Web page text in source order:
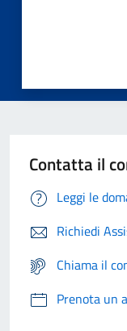
Contatta il
Leggi le
Richiedi
Chiama il
Prenota un